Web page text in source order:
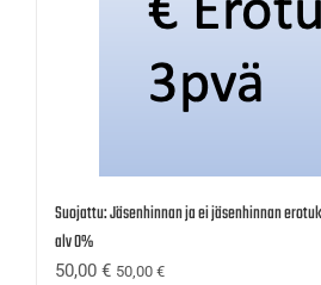
Suojattu: Jäsenhinnan ja ei jäsenhinnan
alv 0%
50,00 € 50,00 €